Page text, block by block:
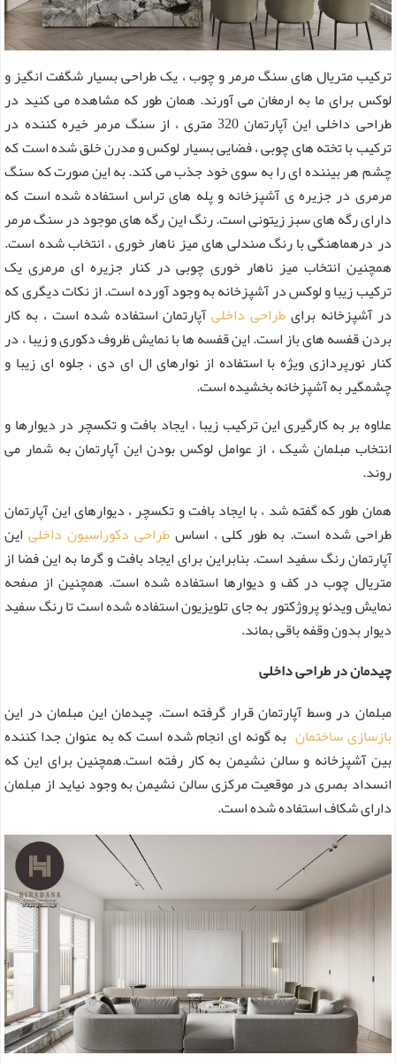
ترکیب متریال های سنگ مرمر و چوب ، یک طراحی بسیار شگفت انگیز و
لوکس برای ما به ارمغان می آورند. همان طور که مشاهده می کنید در
طراحی داخلی این آپارتمان 320 متری ، از سنگ مرمر خیره کننده در
ترکیب با تخته های چوبی ، فضایی بسیار لوکس و مدرن خلق شده است که
چشم هر بیننده ای را به سوی خود جذب می کند. به این صورت که سنگ
مرمری در جزیره ی آشپزخانه و پله های تراس استفاده شده است که
دارای رگه های سبز زیتونی است. رنگ این رگه های موجود در سنگ مرمر
در درهماهنگی با رنگ صندلی های میز ناهار خوری ، انتخاب شده است.
همچنین انتخاب میز ناهار خوری چوبی در کنار جزیره ای مرمری یک
ترکیب زیبا و لوکس در آشپزخانه به وجود آورده است. از نکات دیگری که
در آشپزخانه برایطراحی داخلیآپارتمان استفاده شده است ، به کار
بردن قفسه های باز است. این قفسه ها با نمایش ظروف دکوری و زیبا ، در
کنار نورپردازی ویژه با استفاده از نوارهای ال ای دی ، جلوه ای زیبا و
چشمگیر به آشپزخانه بخشیده است.
علاوه بر به کارگیری این ترکیب زیبا ، ایجاد بافت و تکسچر در دیوارها و
انتخاب مبلمان شیک ، از عوامل لوکس بودن این آپارتمان به شمار می
روند.
همان طور که گفته شد ، با ایجاد بافت و تکسچر ، دیوارهای این آپارتمان
طراحی شده است. به طور کلی ، اساسطراحی دکوراسیون داخلیاین
آپارتمان رنگ سفید است. بنابراین برای ایجاد بافت و گرما به این فضا از
متریال چوب در کف و دیوارها استفاده شده است. همچنین از صفحه
نمایش ویدئو پروژکتور به جای تلویزیون استفاده شده است تا رنگ سفید
دیوار بدون وقفه باقی بماند.
چیدمان در طراحی داخلی
مبلمان در وسط آپارتمان قرار گرفته است. چیدمان این مبلمان در این
بازسازی ساختمان به گونه ای انجام شده است که به عنوان جدا کننده
بین آشپزخانه و سالن نشیمن به کار رفته است.همچنین برای این که
انسداد بصری در موقعیت مرکزی سالن نشیمن به وجود نیاید از مبلمان
دارای شکاف استفاده شده است.